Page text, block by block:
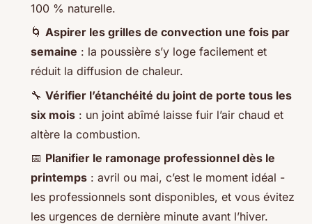
100 % naturelle.
🌀 Aspirer les grilles de convection une fois par
semaine : la poussière s’y loge facilement et
réduit la diffusion de chaleur.
🔧 Vérifier l’étanchéité du joint de porte tous les
six mois : un joint abîmé laisse fuir l’air chaud et
altère la combustion.
📅 Planifier le ramonage professionnel dès le
printemps : avril ou mai, c’est le moment idéal -
les professionnels sont disponibles, et vous évitez
les urgences de dernière minute avant l’hiver.